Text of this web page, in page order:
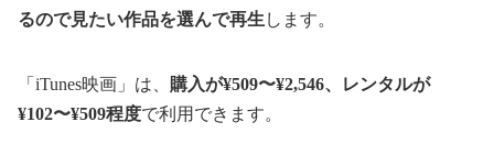
るので見たい作品を選んで再生 します。
「iTunes映画」は、 購入が¥509〜¥2,546、レンタルが
¥102〜¥509程度で利用できます。